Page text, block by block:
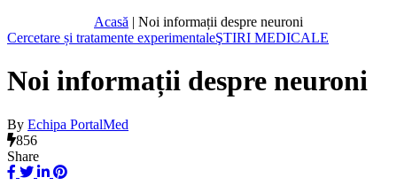
Acasă | Noi informații despre neuroni
Cercetare și tratamente experimentaleŞTIRI MEDICALE
Noi informații despre neuroni
By Echipa PortalMed
856
Share